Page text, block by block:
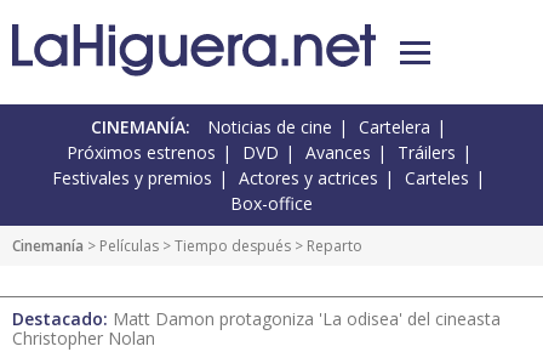
CINEMANÍA: Noticias de cine
Cartelera
Próximos estrenos
DVD Avances
Tráilers
Festivales y premios
Actores y actrices
Carteles
Box-office
Cinemanía > Películas >Tiempo después > Reparto
Destacado: Matt Damon protagoniza 'La odisea' del cineasta
Christopher Nolan